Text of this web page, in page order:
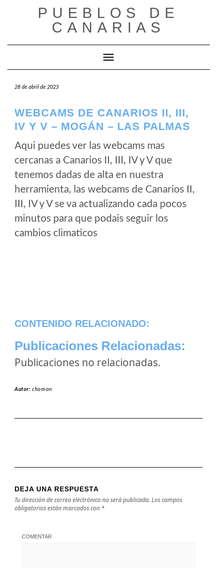
PUEBLOS DE
CANARIAS
Cambiar modo de navegación
28 de abril de 2023
WEBCAMS DE CANARIOS II, III,
IV Y V – MOGÁN – LAS PALMAS
Aqui puedes ver las webcams mas
cercanas a Canarios II, III, IV y V que
tenemos dadas de alta en nuestra
herramienta, las webcams de Canarios II,
III, IV y V se va actualizando cada pocos
minutos para que podais seguir los
cambios climaticos
CONTENIDO RELACIONADO:
Publicaciones Relacionadas:
Publicaciones no relacionadas.
Autor:chomon
DEJA UNA RESPUESTA
Tu dirección de correo electrónico no será publicada. Los campos
obligatorios están marcados con *
COMENTAR